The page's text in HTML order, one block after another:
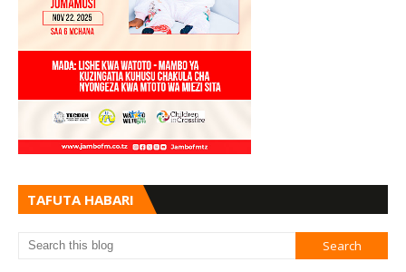
TAFUTA HABARI